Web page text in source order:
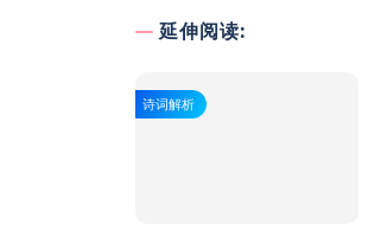
延伸阅读:
诗词解析